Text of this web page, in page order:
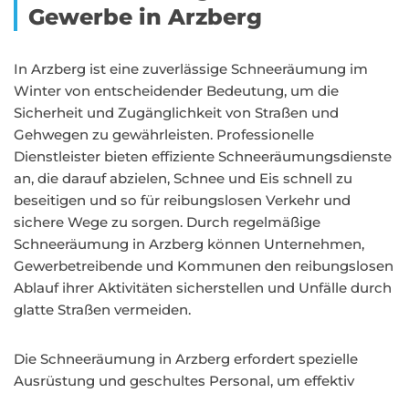
Gewerbe in Arzberg
In Arzberg ist eine zuverlässige Schneeräumung im
Winter von entscheidender Bedeutung, um die
Sicherheit und Zugänglichkeit von Straßen und
Gehwegen zu gewährleisten. Professionelle
Dienstleister bieten effiziente Schneeräumungsdienste
an, die darauf abzielen, Schnee und Eis schnell zu
beseitigen und so für reibungslosen Verkehr und
sichere Wege zu sorgen. Durch regelmäßige
Schneeräumung in Arzberg können Unternehmen,
Gewerbetreibende und Kommunen den reibungslosen
Ablauf ihrer Aktivitäten sicherstellen und Unfälle durch
glatte Straßen vermeiden.
Die Schneeräumung in Arzberg erfordert spezielle
Ausrüstung und geschultes Personal, um effektiv